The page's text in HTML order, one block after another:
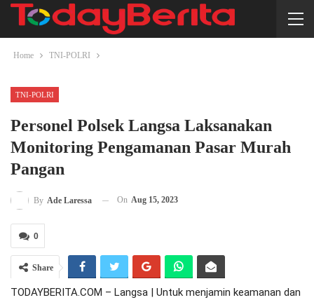
Home TNI-POLRI
TNI-POLRI
Personel Polsek Langsa Laksanakan
Monitoring Pengamanan Pasar Murah
Pangan
By Ade Laressa On Aug 15, 2023
0
Share
TODAYBERITA.COM – Langsa | Untuk menjamin keamanan dan